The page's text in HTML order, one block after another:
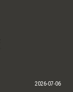
2026-07-06